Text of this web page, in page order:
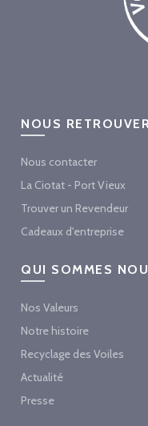
NOUS RETROUVER
Nous contacter
La Ciotat - Port Vieux
Trouver un Revendeur
Cadeaux d'entreprise
QUI SOMMES
Nos Valeurs
Notre histoire
Recyclage des Voiles
Actualité
Presse